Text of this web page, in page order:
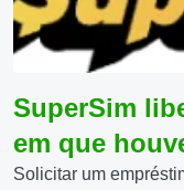
SuperSim
em que
Solicitar um